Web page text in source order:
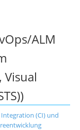
ALM
Visual
(CI) und